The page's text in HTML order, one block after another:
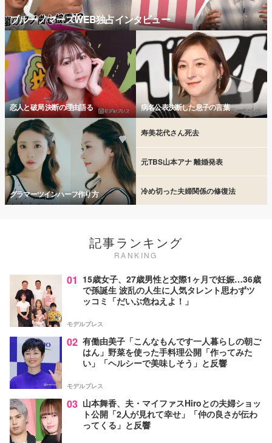
ブルーノマーズWEB独占インタビュー
恋人と破局 決断の理由語る 病名公表決断した息子の言葉
グラマーツインハーフ作り方
寿美花代さん死去
元TBS山本アナ 離婚発表
冷め切った夫婦関係の修復法
記事ランキング
RANKING
01 15歳女子、27歳男性と交際1ヶ月で妊娠…36歳
で孫誕生 波乱の人生に人気タレント思わずツ
ッコミ「だいぶ危ねえよ！」
モデルプレス
02 有働由美子「こんなもんです一人暮らしの朝ご
はん」野菜を使った手料理公開「作ってみた
い」「ヘルシーで美味しそう」と反響
モデルプレス
03 山本舞香、夫・マイファスHiroとの夫婦ショッ
ト公開「2人が見れて幸せ」「仲の良さが伝わ
ってくる」と反響